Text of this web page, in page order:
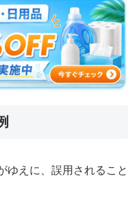
ゆえに、誤用されること